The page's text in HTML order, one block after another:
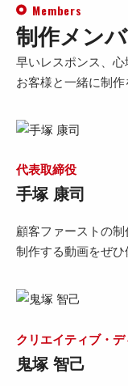
Members
制作メン
早いレスポンス、
お客様と一緒に制作
代表取締役
手塚 康司
顧客ファーストの
制作する動画をぜひ
クリエイティブ・
鬼塚 智己